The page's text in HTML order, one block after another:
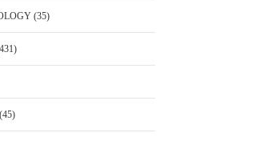
(35)